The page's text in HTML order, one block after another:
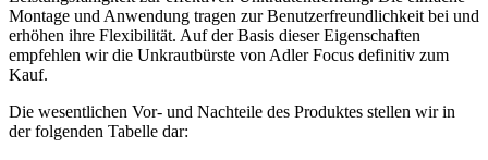
Montage und Anwendung tragen zur Benutzerfreundlichkeit bei und
erhöhen ihre Flexibilität. Auf der Basis dieser Eigenschaften
empfehlen wir die Unkrautbürste von Adler Focus definitiv zum
Kauf.
Die wesentlichen Vor- und Nachteile des Produktes stellen wir in
der folgenden Tabelle dar: